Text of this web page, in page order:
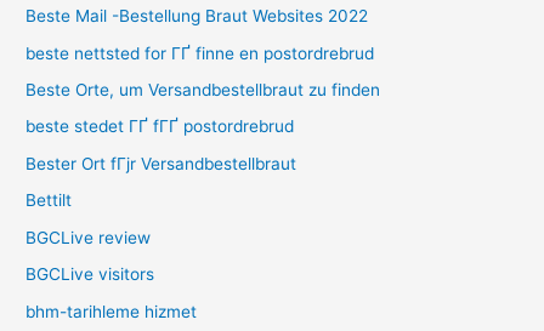
Beste Mail -Bestellung Braut Websites 2022
beste nettsted for ГҐ finne en postordrebrud
Beste Orte, um Versandbestellbraut zu finden
beste stedet ГҐ fГҐ postordrebrud
Bester Ort fГјr Versandbestellbraut
Bettilt
BGCLive review
BGCLive visitors
bhm-tarihleme hizmet